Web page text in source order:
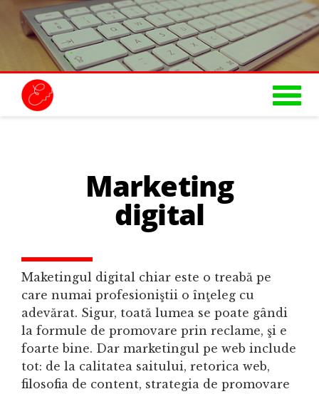
Mergi la conţinutul principal
Marketing
digital
Maketingul digital chiar este o treabă pe
care numai profesioniştii o înţeleg cu
adevărat. Sigur, toată lumea se poate gândi
la formule de promovare prin reclame, şi e
foarte bine. Dar marketingul pe web include
tot: de la calitatea saitului, retorica web,
filosofia de content, strategia de promovare